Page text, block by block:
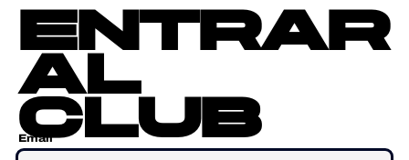
entrar
al
club
Email